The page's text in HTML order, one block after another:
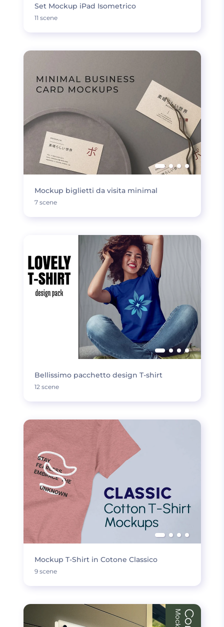
Set Mockup iPad Isometrico
11 scene
Mockup biglietti da visita minimal
7 scene
Bellissimo pacchetto design T-shirt
12 scene
Mockup T-Shirt in Cotone Classico
9 scene